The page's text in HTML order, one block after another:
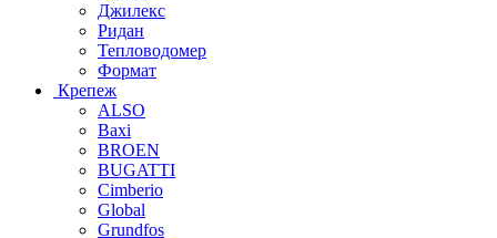
Джилекс
Ридан
Тепловодомер
Формат
Крепеж
ALSO
Baxi
BROEN
BUGATTI
Cimberio
Global
Grundfos